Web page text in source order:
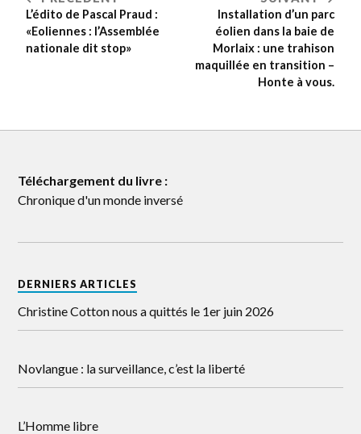
L’édito de Pascal Praud :
«Eoliennes : l’Assemblée
nationale dit stop»
Installation d’un parc
éolien dans la baie de
Morlaix : une trahison
maquillée en transition –
Honte à vous.
Téléchargement du livre :
Chronique d'un monde inversé
DERNIERS ARTICLES
Christine Cotton nous a quittés le 1er juin 2026
Novlangue : la surveillance, c’est la liberté
L’Homme libre